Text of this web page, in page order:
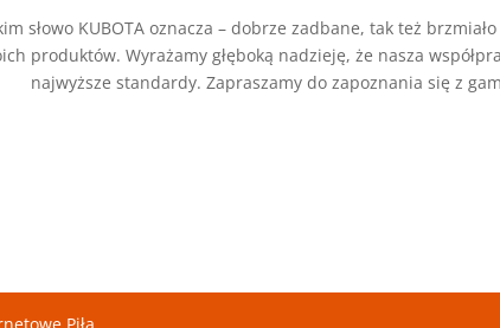
słowo KUBOTA oznacza – dobrze zadbane, tak też
produktów. Wyrażamy głęboką nadzieję, że nasza
najwyższe standardy. Zapraszamy do zapoznania się z